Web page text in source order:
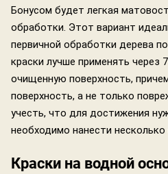
Бонусом будет легкая
обработки. Этот вариант
первичной обработки дерева
краски лучше применять через
очищенную поверхность,
поверхность, а не только
учесть, что для достижения
необходимо нанести несколько
Краски на водной